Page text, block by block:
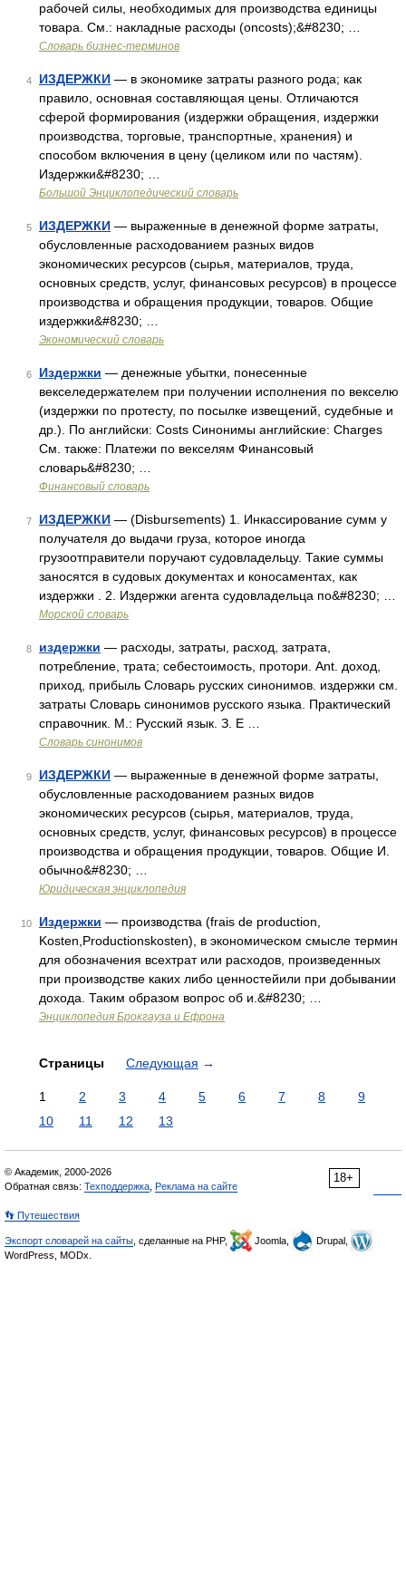
рабочей силы, необходимых для производства единицы
товара. См.: накладные расходы (oncosts);&#8230; …
Словарь бизнес-терминов
4 ИЗДЕРЖКИ — в экономике затраты разного рода; как
правило, основная составляющая цены. Отличаются
сферой формирования (издержки обращения, издержки
производства, торговые, транспортные, хранения) и
способом включения в цену (целиком или по частям).
Издержки&#8230; …
Большой Энциклопедический словарь
5 ИЗДЕРЖКИ — выраженные в денежной форме затраты,
обусловленные расходованием разных видов
экономических ресурсов (сырья, материалов, труда,
основных средств, услуг, финансовых ресурсов) в процессе
производства и обращения продукции, товаров. Общие
издержки&#8230; …
Экономический словарь
6 Издержки — денежные убытки, понесенные
векселедержателем при получении исполнения по векселю
(издержки по протесту, по посылке извещений, судебные и
др.). По английски: Costs Синонимы английские: Charges
См. также: Платежи по векселям Финансовый
словарь&#8230; …
Финансовый словарь
7 ИЗДЕРЖКИ — (Disbursements) 1. Инкассирование сумм у
получателя до выдачи груза, которое иногда
грузоотправители поручают судовладельцу. Такие суммы
заносятся в судовых документах и коносаментах, как
издержки . 2. Издержки агента судовладельца по&#8230; …
Морской словарь
8 издержки — расходы, затраты, расход, затрата,
потребление, трата; себестоимость, протори. Ant. доход,
приход, прибыль Словарь русских синонимов. издержки см.
затраты Словарь синонимов русского языка. Практический
справочник. М.: Русский язык. З. Е …
Словарь синонимов
9 ИЗДЕРЖКИ — выраженные в денежной форме затраты,
обусловленные расходованием разных видов
экономических ресурсов (сырья, материалов, труда,
основных средств, услуг, финансовых ресурсов) в процессе
производства и обращения продукции, товаров. Общие И.
обычно&#8230; …
Юридическая энциклопедия
10 Издержки — производства (frais de production,
Kosten,Productionskosten), в экономическом смысле термин
для обозначения всехтрат или расходов, произведенных
при производстве каких либо ценностейили при добывании
дохода. Таким образом вопрос об и.&#8230; …
Энциклопедия Брокгауза и Ефрона
Страницы Следующая →
1 2 3 4 5 6 7 8
9
10
11 12 13
18+
© Академик, 2000-2026
Обратная связь: Техподдержка Реклама на сайте
👣 Путешествия
Экспорт словарей на сайты , сделанные на PHP, Joomla,
Drupal,
WordPress, MODx.